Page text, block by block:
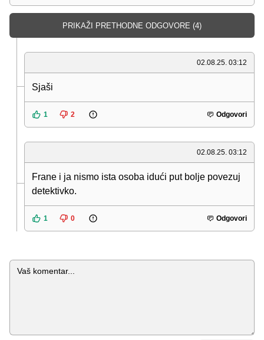
PRIKAŽI PRETHODNE ODGOVORE (4)
02.08.25. 03:12
Sjaši
1 2 Odgovori
02.08.25. 03:12
Frane i ja nismo ista osoba idući put bolje povezuj
detektivko.
1 0 Odgovori
Komentar